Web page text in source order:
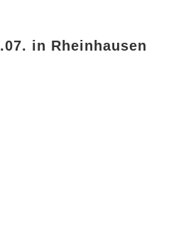
in Rheinhausen